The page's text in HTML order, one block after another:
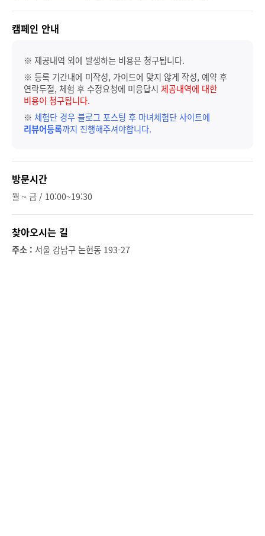
캠페인 안내
※ 제공내역 외에 발생하는 비용은 청구됩니다.
※ 등록 기간내에 미작성, 가이드에 맞지 않게 작성, 예약 후
연락두절, 체험 후 수정요청에 미응답시 제공내역에 대한
비용이 청구됩니다.
※ 체험단 경우 블로그 포스팅 후 마녀체험단 사이트에
리뷰어등록까지 진행해주셔야합니다.
방문시간
월 ~ 금 / 10:00~19:30
찾아오시는 길
주소 : 서울 강남구 논현동 193-27